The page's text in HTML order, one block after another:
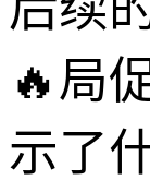
🔥局
示了